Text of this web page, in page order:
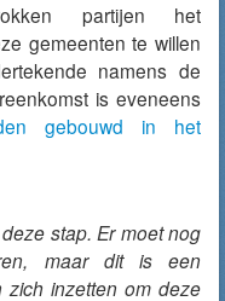
partijen het
gemeenten te willen
namens de
is eveneens
gebouwd in het
stap. Er moet nog
maar dit is een
zich inzetten om deze